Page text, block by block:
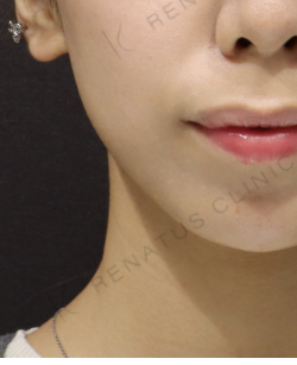
スネコス
リジュラン
目の下のクマ取り
Gender
性別から探す